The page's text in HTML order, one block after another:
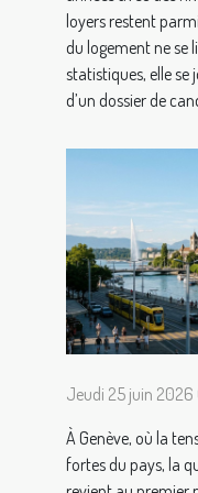
loyers restent
du logement ne se
statistiques, elle se
d’un dossier de
Jeudi 25 juin 2026
À Genève, où la
fortes du pays, la